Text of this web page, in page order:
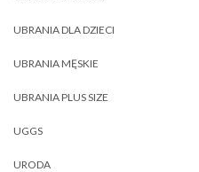
UBRANIA DLA DZIECI
UBRANIA MĘSKIE
UBRANIA PLUS SIZE
UGGS
URODA